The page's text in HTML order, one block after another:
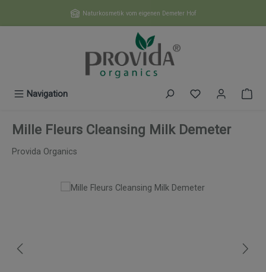
Zum Hauptinhalt springenNaturkosmetik vom eigenen Demeter Hof
Navigation Du hast 0
Mille Fleurs Cleansing Milk Demeter
Provida Organics
Bildergalerie überspringen